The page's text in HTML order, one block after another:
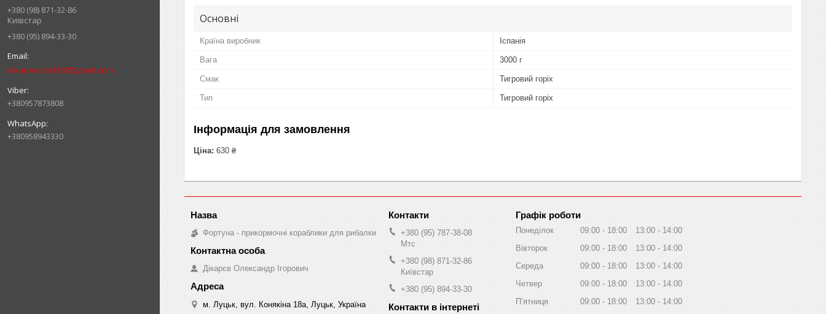
+380 (98) 871-32-86
Київстар
+380 (95) 894-33-30
dikarevalex1988@gmail.com
+380957873808
+380958943330
Основні
Країна виробник Іспанія
Вага 3000 г
Смак Тигровий горіх
Тип Тигровий горіх
Інформація для замовлення
Ціна: 630 ₴
Фортуна - прикормочні кораблики для рибалки
Дікарєв Олександр Ігорович
м. Луцьк, вул. Конякіна 18а, Луцьк, Україна
+380 (95) 787-38-08
Мтс
+380 (98) 871-32-86
Київстар
+380 (95) 894-33-30
Графік роботи
Понеділок 09:00 18:00 13:00
14:00
Вівторок
09:00 18:00 13:00
14:00
Середа
09:00 18:00 13:00
14:00
Четвер
09:00 18:00 13:00
14:00
Пʼятниця
09:00 18:00 13:00 14:00